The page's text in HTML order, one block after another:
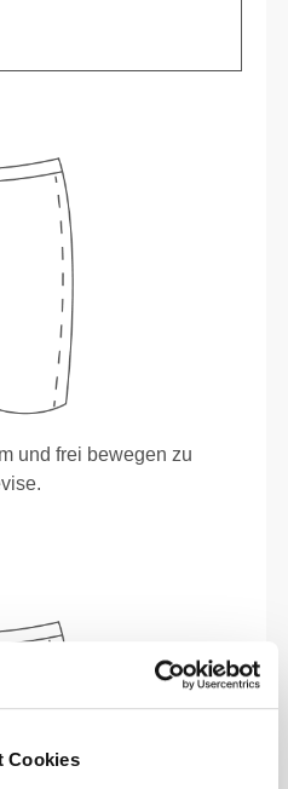
Cookies
und frei bewegen zu